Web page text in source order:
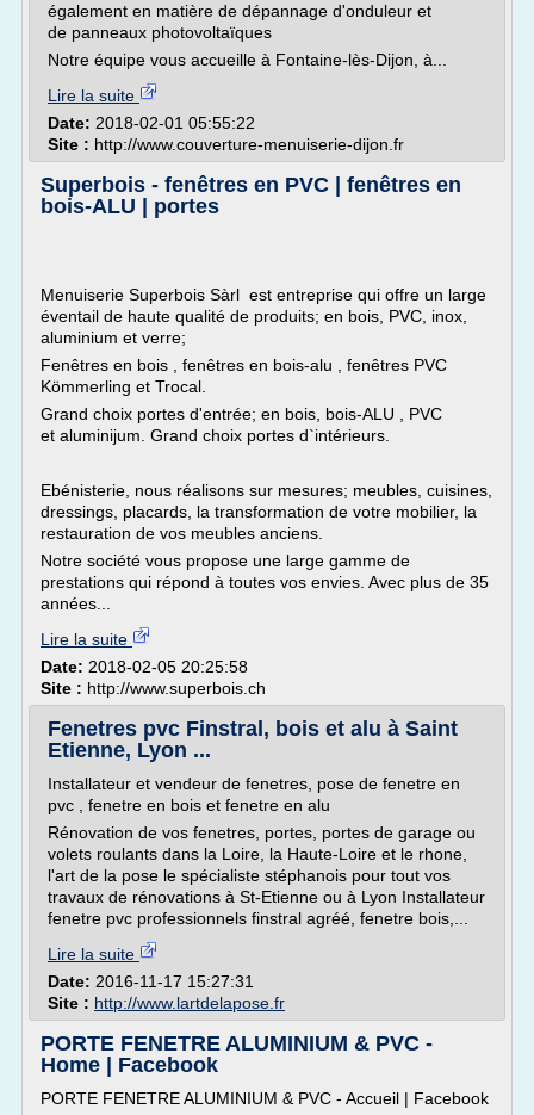
également en matière de dépannage d'onduleur et
de panneaux photovoltaïques
Notre équipe vous accueille à Fontaine-lès-Dijon, à...
Lire la suite
Date: 2018-02-01 05:55:22
Site : http://www.couverture-menuiserie-dijon.fr
Superbois - fenêtres en PVC | fenêtres en
bois-ALU | portes
Menuiserie Superbois Sàrl est entreprise qui offre un large
éventail de haute qualité de produits; en bois, PVC, inox,
aluminium et verre;
Fenêtres en bois , fenêtres en bois-alu , fenêtres PVC
Kömmerling et Trocal.
Grand choix portes d'entrée; en bois, bois-ALU , PVC
et aluminijum. Grand choix portes d`intérieurs.
Ebénisterie, nous réalisons sur mesures; meubles, cuisines,
dressings, placards, la transformation de votre mobilier, la
restauration de vos meubles anciens.
Notre société vous propose une large gamme de
prestations qui répond à toutes vos envies. Avec plus de 35
années...
Lire la suite
Date: 2018-02-05 20:25:58
Site : http://www.superbois.ch
Fenetres pvc Finstral, bois et alu à Saint
Etienne, Lyon ...
Installateur et vendeur de fenetres, pose de fenetre en
pvc , fenetre en bois et fenetre en alu
Rénovation de vos fenetres, portes, portes de garage ou
volets roulants dans la Loire, la Haute-Loire et le rhone,
l'art de la pose le spécialiste stéphanois pour tout vos
travaux de rénovations à St-Etienne ou à Lyon Installateur
fenetre pvc professionnels finstral agréé, fenetre bois,...
Lire la suite
Date: 2016-11-17 15:27:31
Site : http://www.lartdelapose.fr
PORTE FENETRE ALUMINIUM & PVC -
Home | Facebook
PORTE FENETRE ALUMINIUM & PVC - Accueil | Facebook